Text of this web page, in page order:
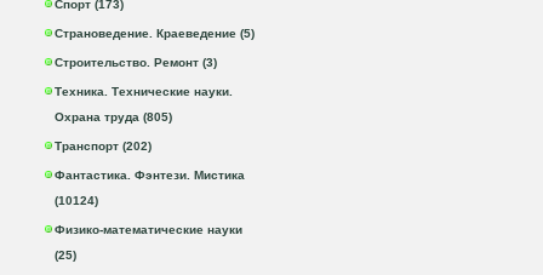
Спорт (173)
Страноведение. Краеведение (5)
Строительство. Ремонт (3)
Техника. Технические науки.
Охрана труда (805)
Транспорт (202)
Фантастика. Фэнтези. Мистика
(10124)
Физико-математические науки
(25)